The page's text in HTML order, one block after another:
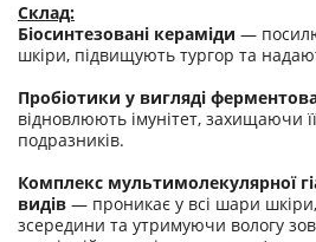
Склад:
Біосинтезовані кераміди —
шкіри, підвищують тургор та
Пробіотики у вигляді
відновлюють імунітет, захищаючи
подразників.
Комплекс мультимолекулярної
видів — проникає у всі шари
зсередини та утримуючи вологу